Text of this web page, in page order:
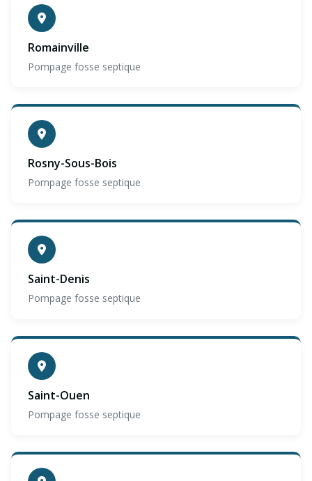
Romainville
Pompage fosse septique
Rosny-Sous-Bois
Pompage fosse septique
Saint-Denis
Pompage fosse septique
Saint-Ouen
Pompage fosse septique